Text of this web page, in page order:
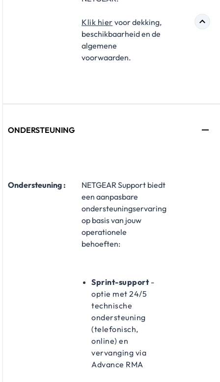
Klik hier ​ voor dekking,
beschikbaarheid en de
algemene
voorwaarden.
ONDERSTEUNING
​Ondersteuning :
NETGEAR Support biedt
een aanpasbare
ondersteuningservaring
op basis van jouw
operationele
behoeften:
Sprint-support -
optie met 24/5
technische
ondersteuning
(telefonisch,
online) en
vervanging via
Advance RMA